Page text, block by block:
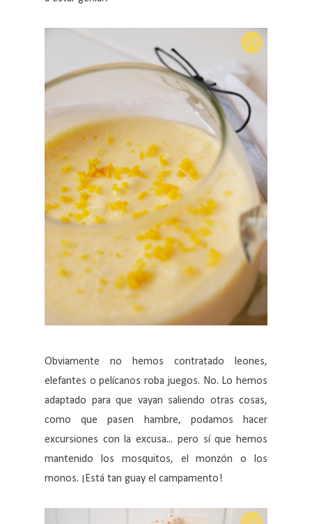
Obviamente no hemos contratado leones,
elefantes o pelícanos roba juegos. No. Lo hemos
adaptado para que vayan saliendo otras cosas,
como que pasen hambre, podamos hacer
excursiones con la excusa... pero sí que hemos
mantenido los mosquitos, el monzón o los
monos. ¡Está tan guay el campamento!